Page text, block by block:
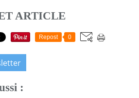
ARTICLE
Repost 0
: